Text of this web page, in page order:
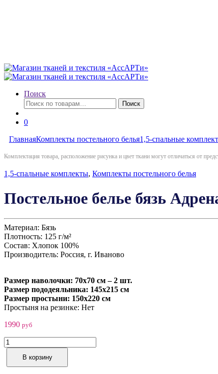
Поиск
Искать:
Поиск
0
ГлавнаяКомплекты постельного белья1,5-спальные
Комплектация товара, расположение рисунка и цвет ткани могут отличаться от
1,5-спальные комплекты, Комплекты постельного белья
Постельное белье бязь
Материал: Бязь
Плотность: 125 г/м²
Состав: Хлопок 100%
Производитель: Россия, г. Иваново
Размер наволочки: 70х70 см – 2 шт.
Размер пододеяльника: 145х215 см
Размер простыни: 150х220 см
Простыня на резинке: Нет
1990 руб
Постельное
белье
Адреналин
В корзину